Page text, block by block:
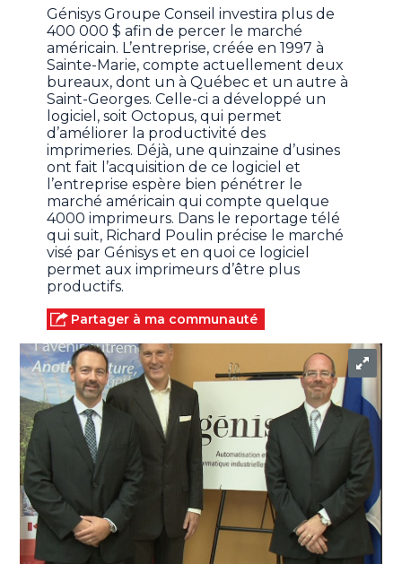
Génisys Groupe Conseil investira plus de
400 000 $ afin de percer le marché
américain. L’entreprise, créée en 1997 à
Sainte-Marie, compte actuellement deux
bureaux, dont un à Québec et un autre à
Saint-Georges. Celle-ci a développé un
logiciel, soit Octopus, qui permet
d’améliorer la productivité des
imprimeries. Déjà, une quinzaine d’usines
ont fait l’acquisition de ce logiciel et
l’entreprise espère bien pénétrer le
marché américain qui compte quelque
4000 imprimeurs. Dans le reportage télé
qui suit, Richard Poulin précise le marché
visé par Génisys et en quoi ce logiciel
permet aux imprimeurs d’être plus
productifs.
Partager à ma communauté